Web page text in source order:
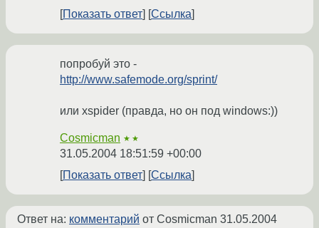
Показать ответ
Ссылка
попробуй это -
http://www.safemode.org/sprint/
или xspider (правда, но он под windows:))
Cosmicman ★★
31.05.2004 18:51:59 +00:00
Показать ответ
Ссылка
Ответ на: комментарий от Cosmicman 31.05.2004